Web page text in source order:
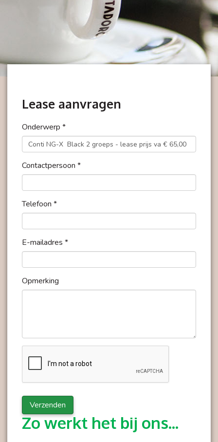
Lease aanvragen
Onderwerp *
Contactpersoon *
Telefoon *
E-mailadres *
Opmerking
Zo werkt het bij ons...